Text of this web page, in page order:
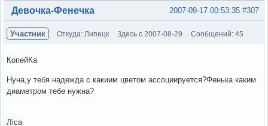
Вне форума #307
2007-09-17 00:53:35
Девочка-Фенечка
Участник Откуда: Липецк Здесь с 2007-08-29 Сообщений: 45
КопейКа
Нуна,у тебя надежда с какиим цветом ассоциируется?Фенька каким
диаметром тебе нужна?
Ліса